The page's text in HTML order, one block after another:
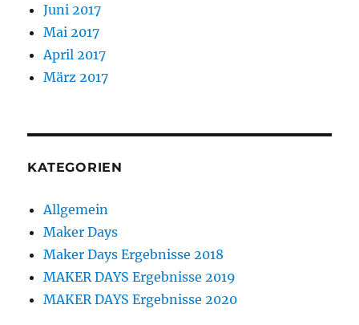
Juni 2017
Mai 2017
April 2017
März 2017
KATEGORIEN
Allgemein
Maker Days
Maker Days Ergebnisse 2018
MAKER DAYS Ergebnisse 2019
MAKER DAYS Ergebnisse 2020